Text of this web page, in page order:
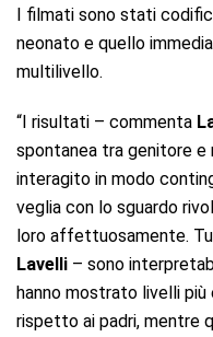
I filmati sono stati
neonato e quello
multilivello.
“I risultati – commenta
spontanea tra genitore e
interagito in modo
veglia con lo sguardo
loro affettuosamente.
Lavelli – sono
hanno mostrato livelli
rispetto ai padri, mentre